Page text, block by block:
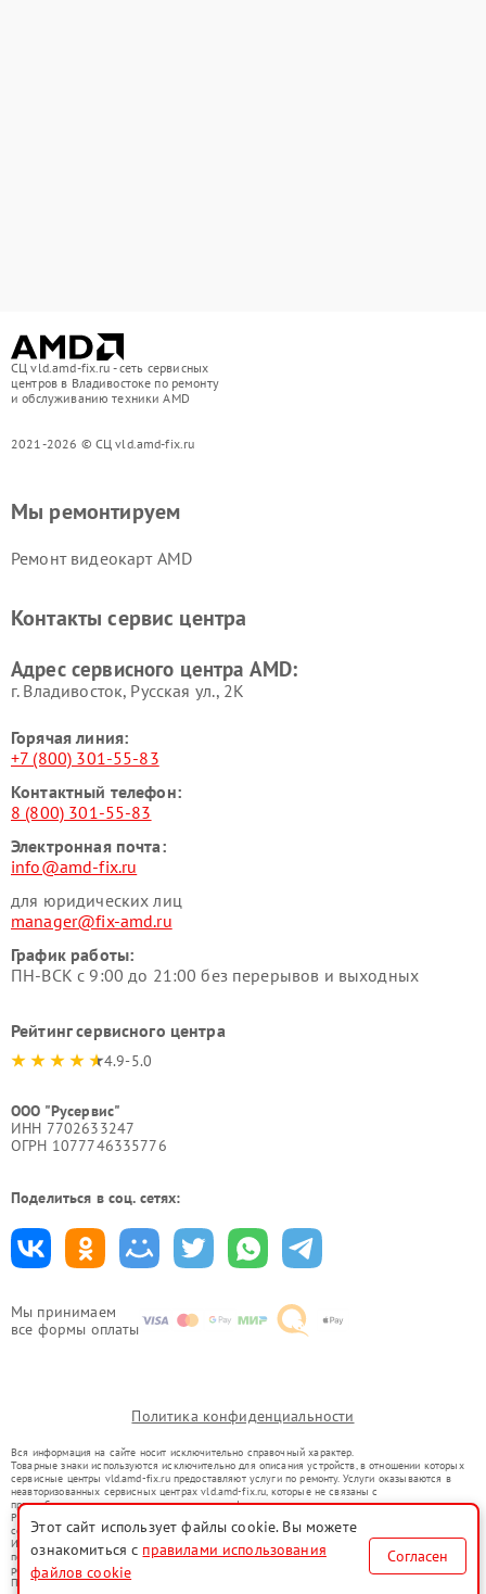
СЦ vld.amd-fix.ru - сеть сервисных
центров в Владивостоке по ремонту
и обслуживанию техники AMD
2021-2026 © СЦ vld.amd-fix.ru
Мы принимаем
все формы оплаты
Мы ремонтируем
Ремонт видеокарт AMD
Контакты сервис центра
Адрес сервисного центра AMD:
г. Владивосток, Русская ул., 2К
Горячая линия:
+7 (800) 301-55-83
Контактный телефон:
8 (800) 301-55-83
Электронная почта:
info@amd-fix.ru
для юридических лиц
manager@fix-amd.ru
График работы:
ПН-ВСК с 9:00 до 21:00 без перерывов и выходных
Рейтинг сервисного центра
4.9-5.0
ООО "Русервис"
ИНН 7702633247
ОГРН 1077746335776
Поделиться в соц. сетях:
Политика конфиденциальности
Вся информация на сайте носит исключительно справочный характер.
Товарные знаки используются исключительно для описания устройств, в отношении которых
сервисные центры vld.amd-fix.ru предоставляют услуги по ремонту. Услуги оказываются в
неавторизованных сервисных центрах vld.amd-fix.ru, которые не связаны с
правообладателями товарных знаков или их официальными представителями.
Ремонт осуществляется для устройств, уже введенных в гражданский оборот в соответствии
со статьей 1487 ГК РФ.
Использование товарных знаков не преследует цели индивидуализации услуг или введения
потребителей в заблуждение, а служит для информирования о предоставляемых услугах по
ремонту техники указанных брендов.
Представленная на сайте информация не является публичной офертой, определяемой
Этот сайт использует файлы cookie. Вы можете
ознакомиться с правилами использования
файлов cookie
Согласен